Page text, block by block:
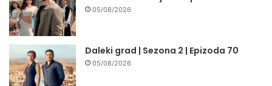
05/08/2026
Daleki grad | Sezona 2 | Epizoda 70
05/08/2026